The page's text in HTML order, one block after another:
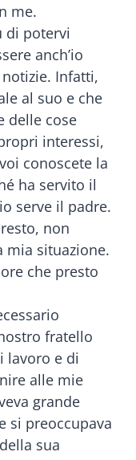
me.
di potervi
anch’io
Infatti,
al suo e che
delle cose
interessi,
conoscete la
ha servito il
serve il padre.
non
mia situazione.
che presto
fratello
lavoro e di
alle mie
grande
si preoccupava
sua